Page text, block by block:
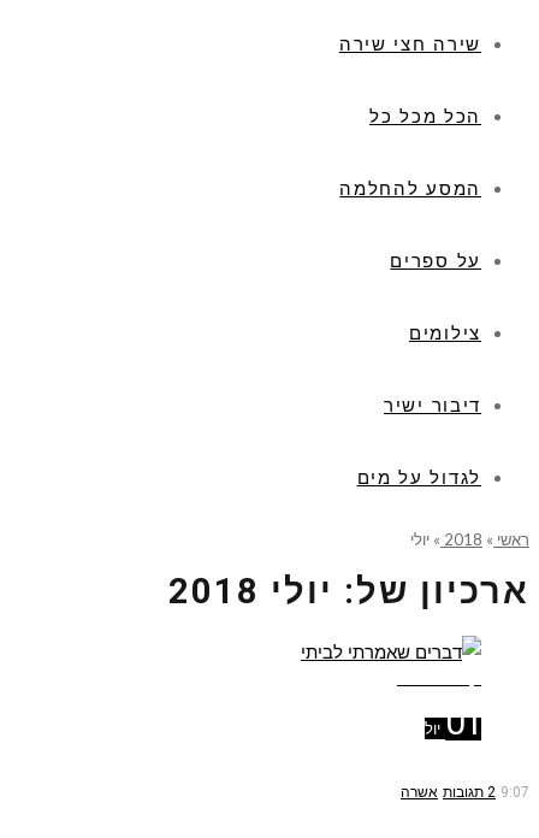
שירה חצי שירה
הכל מכל כל
המסע להחלמה
על ספרים
צילומים
דיבור ישיר
לגדול על מים
ראשי »
2018
» יולי
ארכיון של: יולי 2018
01 יול
9:07 2 תגובות אשרה